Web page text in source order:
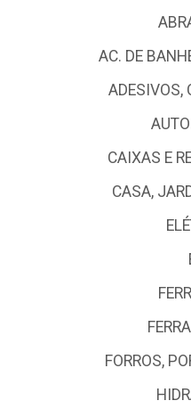
AC. DE
ADESIVOS,
CAIXAS E
CASA,
FORROS,